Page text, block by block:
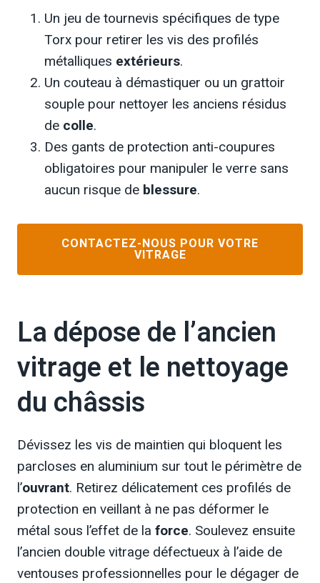
Un jeu de tournevis spécifiques de type
Torx pour retirer les vis des profilés
métalliques extérieurs.
Un couteau à démastiquer ou un grattoir
souple pour nettoyer les anciens résidus
de colle.
Des gants de protection anti-coupures
obligatoires pour manipuler le verre sans
aucun risque de blessure.
CONTACTEZ-NOUS POUR VOTRE
VITRAGE
La dépose de l’ancien
vitrage et le nettoyage
du châssis
Dévissez les vis de maintien qui bloquent les
parcloses en aluminium sur tout le périmètre de
l’ouvrant. Retirez délicatement ces profilés de
protection en veillant à ne pas déformer le
métal sous l’effet de la force. Soulevez ensuite
l’ancien double vitrage défectueux à l’aide de
ventouses professionnelles pour le dégager de